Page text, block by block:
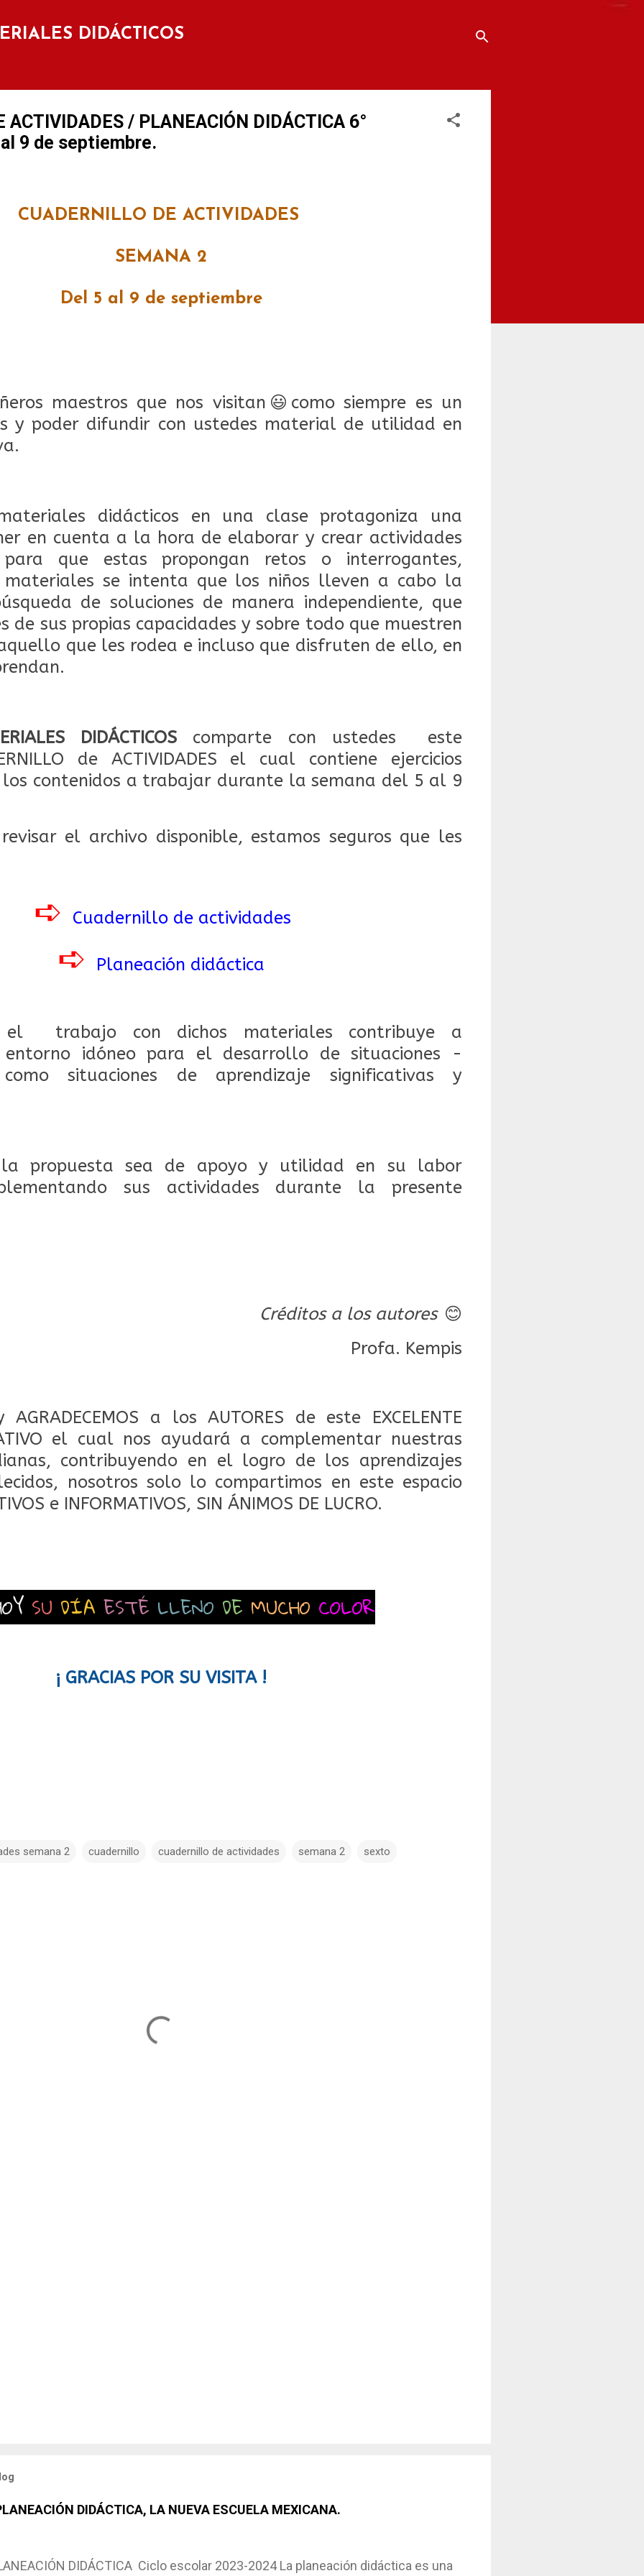
DIDÁCTICOS
ACTIVIDADES / PLANEACIÓN DIDÁCTICA 6°
9 de septiembre.
CUADERNILLO DE ACTIVIDADES
SEMANA 2
Del 5 al 9 de septiembre
maestros que nos visitan 😃 como siempre es un
y poder difundir con ustedes material de utilidad en
didácticos en una clase protagoniza una
en cuenta a la hora de elaborar y crear actividades
que estas propongan retos o interrogantes,
materiales se intenta que los niños lleven a cabo la
de soluciones de manera independiente, que
de sus propias capacidades y sobre todo que muestren
que les rodea e incluso que disfruten de ello, en
DIDÁCTICOS comparte con ustedes este
de ACTIVIDADES el cual contiene ejercicios
los contenidos a trabajar durante la semana del 5 al 9
el archivo disponible, estamos seguros que les
➪ Cuadernillo de actividades
➪ Planeación didáctica
el trabajo con dichos materiales contribuye a
entorno idóneo para el desarrollo de situaciones -
situaciones de aprendizaje significativas y
la propuesta sea de apoyo y utilidad en su labor
sus actividades durante la presente
Créditos a los autores 😊
Profa. Kempis
y AGRADECEMOS a los AUTORES de este EXCELENTE
el cual nos ayudará a complementar nuestras
contribuyendo en el logro de los aprendizajes
nosotros solo lo compartimos en este espacio
e INFORMATIVOS, SIN ÁNIMOS DE LUCRO.
SU DÍA ESTÉ LLENO DE MUCHO COLOR
¡ GRACIAS POR SU VISITA !
semana 2 cuadernillo cuadernillo de actividades semana 2 sexto
DIDÁCTICA, LA NUEVA ESCUELA MEXICANA.
DIDÁCTICA Ciclo escolar 2023-2024 La planeación didáctica es una